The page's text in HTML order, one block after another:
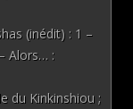
(inédit) : 1 –
Alors… :
du Kinkinshiou ;